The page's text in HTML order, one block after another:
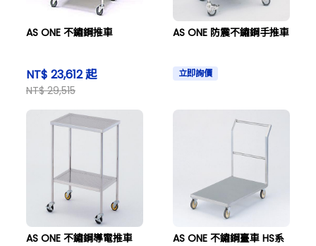
AS ONE 不鏽鋼推車
NT$ 23,612 起
NT$ 29,515
AS ONE 防震不鏽鋼手推車
立即詢價
AS ONE 不鏽鋼導電推車
AS ONE 不鏽鋼臺車 HS系